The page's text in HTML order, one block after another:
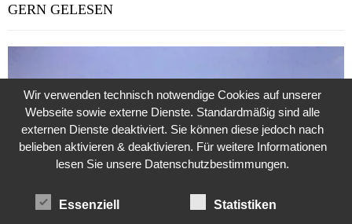
GERN GELESEN
Wir verwenden technisch notwendige Cookies auf unserer
Webseite sowie externe Dienste. Standardmäßig sind alle
externen Dienste deaktiviert. Sie können diese jedoch nach
belieben aktivieren & deaktivieren. Für weitere Informationen
lesen Sie unsere Datenschutzbestimmungen.
Essenziell Statistiken